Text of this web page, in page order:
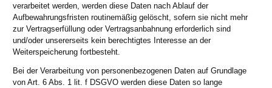
verarbeitet werden, werden diese Daten nach Ablauf der
Aufbewahrungsfristen routinemäßig gelöscht, sofern sie nicht mehr
zur Vertragserfüllung oder Vertragsanbahnung erforderlich sind
und/oder unsererseits kein berechtigtes Interesse an der
Weiterspeicherung fortbesteht.
Bei der Verarbeitung von personenbezogenen Daten auf Grundlage
von Art. 6 Abs. 1 lit. f DSGVO werden diese Daten so lange